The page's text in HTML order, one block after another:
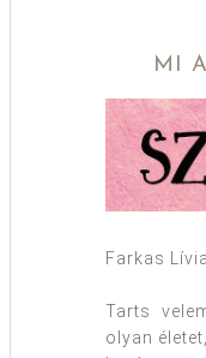
MI
Farkas
Tarts
olyan